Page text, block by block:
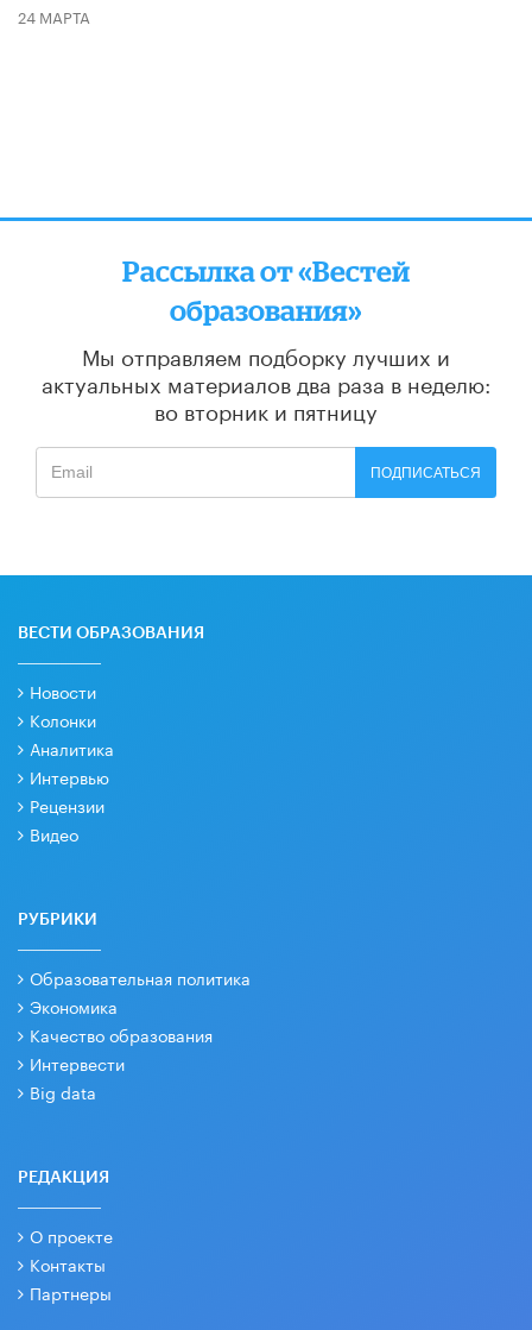
24 МАРТА
Рассылка от «Вестей
образования»
Мы отправляем подборку лучших и
актуальных материалов два раза в неделю:
во вторник и пятницу
ПОДПИСАТЬСЯ
ВЕСТИ ОБРАЗОВАНИЯ
Новости
Колонки
Аналитика
Интервью
Рецензии
Видео
РУБРИКИ
Образовательная политика
Экономика
Качество образования
Интервести
Big data
РЕДАКЦИЯ
О проекте
Контакты
Партнеры